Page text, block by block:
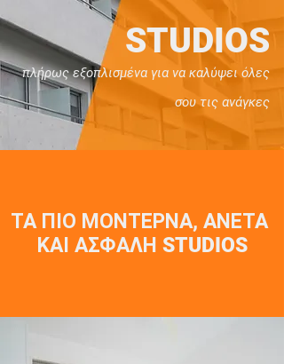
STUDIOS
πλήρως εξοπλισμένα για να καλύψει όλες
σου τις ανάγκες
ΤΑ ΠΙΟ ΜΟΝΤΕΡΝΑ, ΑΝΕΤΑ
ΚΑΙ ΑΣΦΑΛΗ STUDIOS